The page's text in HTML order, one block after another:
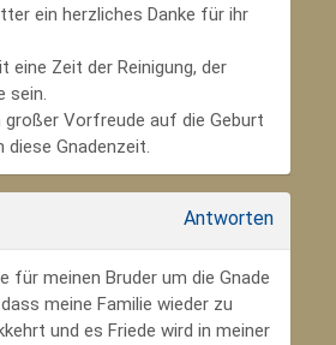
ein herzliches Danke für ihr
eine Zeit der Reinigung, der
sein.
großer Vorfreude auf die Geburt
diese Gnadenzeit.
Antworten
für meinen Bruder um die Gnade
meine Familie wieder zu
und es Friede wird in meiner